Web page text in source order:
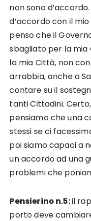
non sono
d’accordo con il
penso che il
sbagliato per la mia
la mia Città, non
arrabbia, anche a
contare su il
tanti Cittadini.
pensiamo che una
stessi se ci
poi siamo capaci a
un accordo ad una
problemi che
Pensierino n.5:il
porto deve